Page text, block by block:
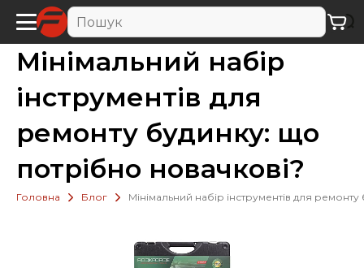
Мінімальний набір
інструментів для
ремонту будинку: що
потрібно новачкові?
Головна Блог Мінімальний набір інструментів для